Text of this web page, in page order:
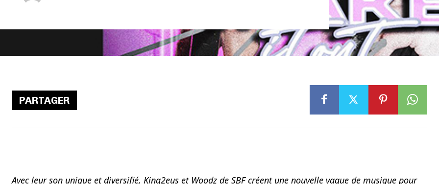
PARTAGER
Avec leur son unique et diversifié, King2eus et Woodz de SBF créent une nouvelle vague de musique pour